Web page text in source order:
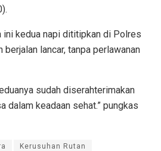
ini kedua napi dititipkan di Polres
berjalan lancar, tanpa perlawanan
sudah diserahterimakan
dalam keadaan sehat.” pungkas
Kerusuhan Rutan